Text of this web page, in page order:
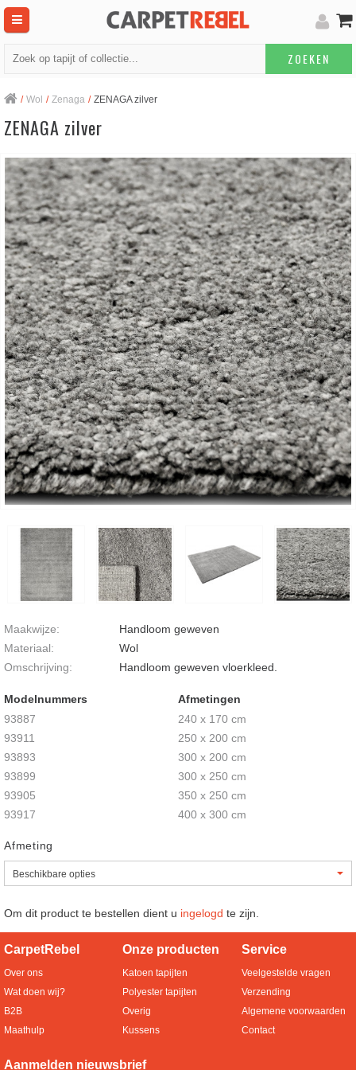
ZOEKEN
/ Wol / Zenaga / ZENAGA zilver
ZENAGA zilver
Maakwijze:
Handloom geweven
Materiaal:
Wol
Omschrijving:
Handloom geweven vloerkleed.
Modelnummers
Afmetingen
93887
93911
93893
93899
93905
93917
240 x 170 cm
250 x 200 cm
300 x 200 cm
300 x 250 cm
350 x 250 cm
400 x 300 cm
Afmeting
Om dit product te bestellen dient u ingelogd te zijn.
CarpetRebel
Over ons
Wat doen wij?
B2B
Maathulp
Onze producten
Katoen tapijten
Polyester tapijten
Overig
Kussens
Service
Veelgestelde vragen
Verzending
Algemene voorwaarden
Contact
Aanmelden nieuwsbrief